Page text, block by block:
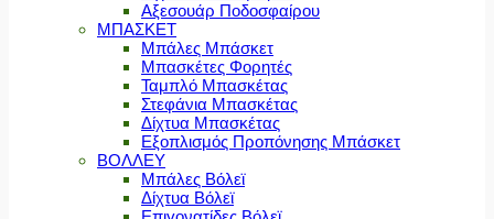
Αξεσουάρ Ποδοσφαίρου
ΜΠΑΣΚΕΤ
Μπάλες Μπάσκετ
Μπασκέτες Φορητές
Ταμπλό Μπασκέτας
Στεφάνια Μπασκέτας
Δίχτυα Μπασκέτας
Εξοπλισμός Προπόνησης Μπάσκετ
ΒΟΛΛΕΥ
Μπάλες Βόλεϊ
Δίχτυα Βόλεϊ